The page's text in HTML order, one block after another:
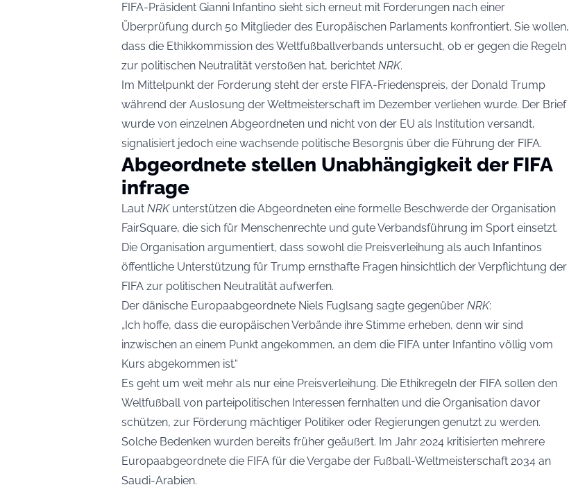
FIFA-Präsident Gianni Infantino sieht sich erneut mit Forderungen nach einer
Überprüfung durch 50 Mitglieder des Europäischen Parlaments konfrontiert. Sie wollen,
dass die Ethikkommission des Weltfußballverbands untersucht, ob er gegen die Regeln
zur politischen Neutralität verstoßen hat, berichtet NRK.
Im Mittelpunkt der Forderung steht der erste FIFA-Friedenspreis, der Donald Trump
während der Auslosung der Weltmeisterschaft im Dezember verliehen wurde. Der Brief
wurde von einzelnen Abgeordneten und nicht von der EU als Institution versandt,
signalisiert jedoch eine wachsende politische Besorgnis über die Führung der FIFA.
Abgeordnete stellen Unabhängigkeit der FIFA
infrage
Laut NRKunterstützen die Abgeordneten eine formelle Beschwerde der Organisation
FairSquare, die sich für Menschenrechte und gute Verbandsführung im Sport einsetzt.
Die Organisation argumentiert, dass sowohl die Preisverleihung als auch Infantinos
öffentliche Unterstützung für Trump ernsthafte Fragen hinsichtlich der Verpflichtung der
FIFA zur politischen Neutralität aufwerfen.
Der dänische Europaabgeordnete Niels Fuglsang sagte gegenüber NRK:
„Ich hoffe, dass die europäischen Verbände ihre Stimme erheben, denn wir sind
inzwischen an einem Punkt angekommen, an dem die FIFA unter Infantino völlig vom
Kurs abgekommen ist.“
Es geht um weit mehr als nur eine Preisverleihung. Die Ethikregeln der FIFA sollen den
Weltfußball von parteipolitischen Interessen fernhalten und die Organisation davor
schützen, zur Förderung mächtiger Politiker oder Regierungen genutzt zu werden.
Solche Bedenken wurden bereits früher geäußert. Im Jahr 2024 kritisierten mehrere
Europaabgeordnete die FIFA für die Vergabe der Fußball-Weltmeisterschaft 2034 an
Saudi-Arabien.